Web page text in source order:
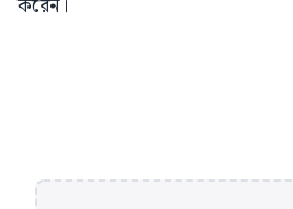
করেন।